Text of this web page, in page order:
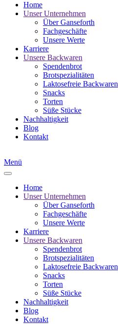
Home
Unser Unternehmen
Über Ganseforth
Fachgeschäfte
Unsere Werte
Karriere
Unsere Backwaren
Spendenbrot
Brotspezialitäten
Laktosefreie Backwaren
Snacks
Torten
Süße Stücke
Nachhaltigkeit
Blog
Kontakt
Menü
Home
Unser Unternehmen
Über Ganseforth
Fachgeschäfte
Unsere Werte
Karriere
Unsere Backwaren
Spendenbrot
Brotspezialitäten
Laktosefreie Backwaren
Snacks
Torten
Süße Stücke
Nachhaltigkeit
Blog
Kontakt